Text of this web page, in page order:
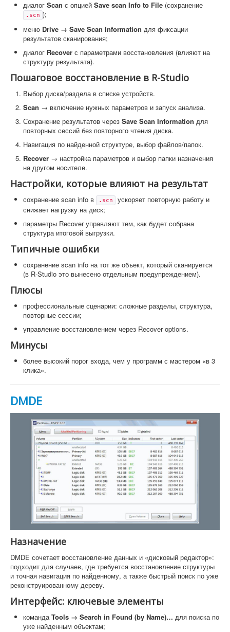
диалог Scan с опцией Save scan Info to File (сохранение
.scn );
меню Drive → Save Scan Information для фиксации
результатов сканирования;
диалог Recover с параметрами восстановления (влияют на
структуру результата).
Пошаговое восстановление в R-Studio
Выбор диска/раздела в списке устройств.
Scan → включение нужных параметров и запуск анализа.
Сохранение результатов через Save Scan Information для
повторных сессий без повторного чтения диска.
Навигация по найденной структуре, выбор файлов/папок.
Recover → настройка параметров и выбор папки назначения
на другом носителе.
Настройки, которые влияют на результат
сохранение scan info в .scn
ускоряет повторную работу и
снижает нагрузку на диск;
параметры Recover управляют тем, как будет собрана
структура итоговой выгрузки.
Типичные ошибки
сохранение scan info на тот же объект, который сканируется
(в R-Studio это вынесено отдельным предупреждением).
Плюсы
профессиональные сценарии: сложные разделы, структура,
повторные сессии;
управление восстановлением через Recover options.
Минусы
более высокий порог входа, чем у программ с мастером «в 3
клика».
DMDE
Назначение
DMDE сочетает восстановление данных и «дисковый редактор»:
подходит для случаев, где требуется восстановление структуры
и точная навигация по найденному, а также быстрый поиск по уже
реконструированному дереву.
Интерфейс: ключевые элементы
командаTools → Search in Found (by Name)… для поиска по
уже найденным объектам;